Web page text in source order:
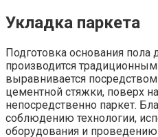
Укладка паркета
Подготовка основания
производится
выравнивается
цементной стяжки, поверх
непосредственно паркет.
соблюдению технологии,
оборудования и проведению